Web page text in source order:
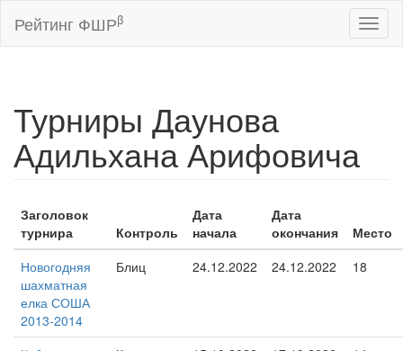
Рейтинг ФШРβ
Турниры Даунова
Адильхана Арифовича
Заголовок
турнира
Контроль
Дата
начала
Дата
окончания
Место
Новогодняя
шахматная
елка СОША
2013-2014
Блиц 24.12.2022 24.12.2022 18